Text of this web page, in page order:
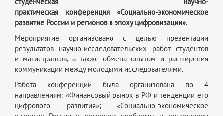
студенческая научно-
практическая конференция «Социально-экономическое
развитие России и регионов в эпоху цифровизации».
Мероприятие организовано с целью презентации
результатов научно-исследовательских работ студентов
и магистрантов, а также обмена опытом и расширения
коммуникации между молодыми исследователями.
Работа конференции была организована по 4
направлениям: «Финансовый рынок в РФ и тенденции его
цифрового развития»; «Социально-экономическое